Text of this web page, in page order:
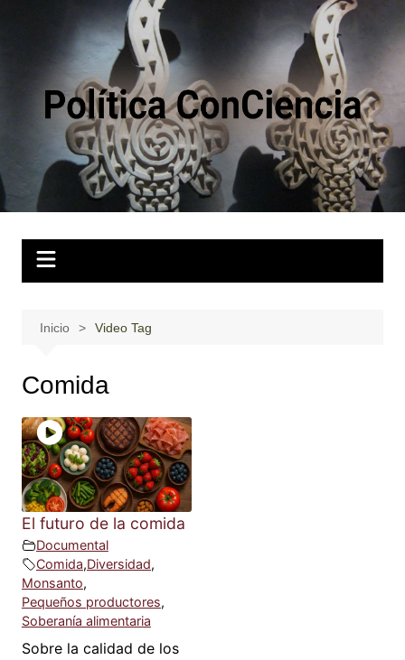
Inicio Video Tag
Comida
El futuro de la comida
Documental
Comida,Diversidad,
Monsanto,
Pequeños productores,
Soberanía alimentaria
Sobre la calidad de los